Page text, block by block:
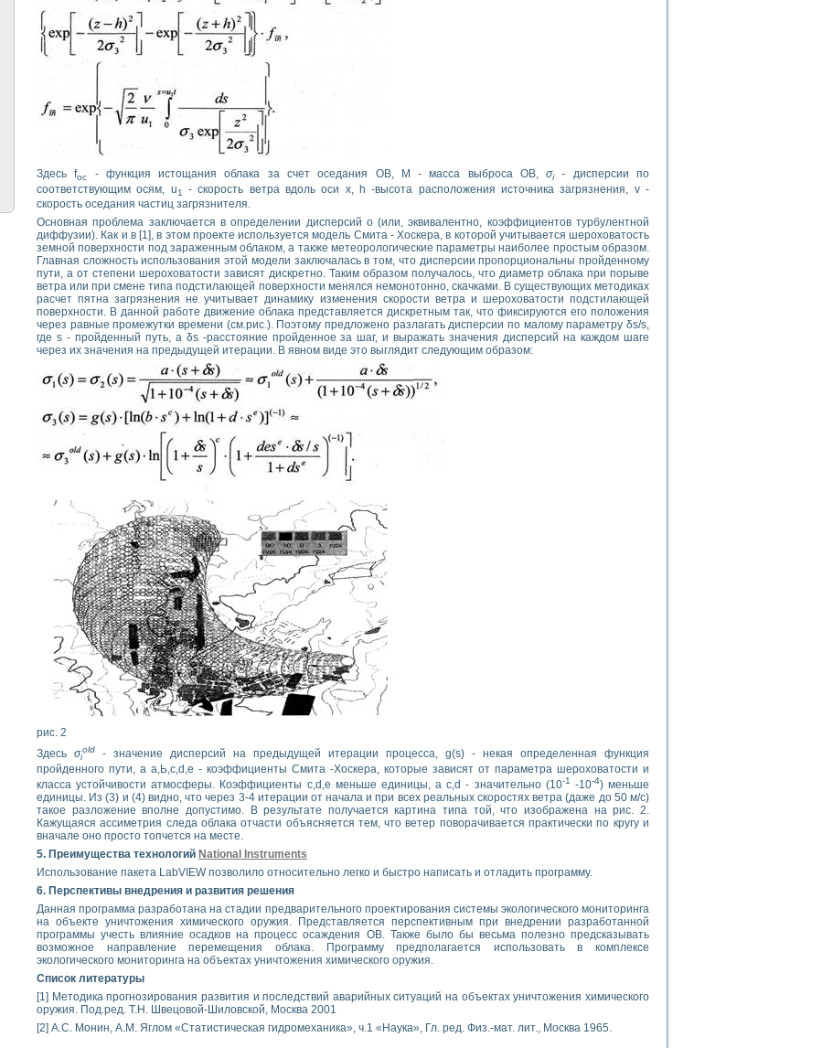
Здесь foc - функция истощания облака за счет оседания ОВ, М - масса выброса ОВ,σi- дисперсии по
соответствующим осям, u1
- скорость ветра вдоль оси х, h -высота расположения источника загрязнения, v -
скорость оседания частиц загрязнителя.
Основная проблема заключается в определении дисперсий о (или, эквивалентно, коэффициентов турбулентной
диффузии). Как и в [1], в этом проекте используется модель Смита - Хоскера, в которой учитывается шероховатость
земной поверхности под зараженным облаком, а также метеорологические параметры наиболее простым образом.
Главная сложность использования этой модели заключалась в том, что дисперсии пропорциональны пройденному
пути, а от степени шероховатости зависят дискретно. Таким образом получалось, что диаметр облака при порыве
ветра или при смене типа подстилающей поверхности менялся немонотонно, скачками. В существующих методиках
расчет пятна загрязнения не учитывает динамику изменения скорости ветра и шероховатости подстилающей
поверхности. В данной работе движение облака представляется дискретным так, что фиксируются его положения
через равные промежутки времени (см.рис.). Поэтому предложено разлагать дисперсии по малому параметру δs/s,
где s - пройденный путь, a δs -расстояние пройденное за шаг, и выражать значения дисперсий на каждом шаге
через их значения на предыдущей итерации. В явном виде это выглядит следующим образом:
рис. 2
Здесь σi
old
- значение дисперсий на предыдущей итерации процесса, g(s) - некая определенная функция
пройденного пути, а а,Ь,с,d,е - коэффициенты Смита -Хоскера, которые зависят от параметра шероховатости и
класса устойчивости атмосферы. Коэффициенты с,d,е меньше единицы, а c,d - значительно (10-1 -10-4) меньше
единицы. Из (3) и (4) видно, что через 3-4 итерации от начала и при всех реальных скоростях ветра (даже до 50 м/с)
такое разложение вполне допустимо. В результате получается картина типа той, что изображена на рис. 2.
Кажущаяся ассиметрия следа облака отчасти объясняется тем, что ветер поворачивается практически по кругу и
вначале оно просто топчется на месте.
5. Преимущества технологий National Instruments
Использование пакета LabVIEW позволило относительно легко и быстро написать и отладить программу.
6. Перспективы внедрения и развития решения
Данная программа разработана на стадии предварительного проектирования системы экологического мониторинга
на объекте уничтожения химического оружия. Представляется перспективным при внедрении разработанной
программы учесть влияние осадков на процесс осаждения ОВ. Также было бы весьма полезно предсказывать
возможное направление перемещения облака. Программу предполагается использовать в комплексе
экологического мониторинга на объектах уничтожения химического оружия.
Список литературы
[1] Методика прогнозирования развития и последствий аварийных ситуаций на объектах уничтожения химического
оружия. Под.ред. Т.Н. Швецовой-Шиловской, Москва 2001
[2] А.С. Монин, A.M. Яглом «Статистическая гидромеханика», ч.1 «Наука», Гл. ред. Физ.-мат. лит., Москва 1965.